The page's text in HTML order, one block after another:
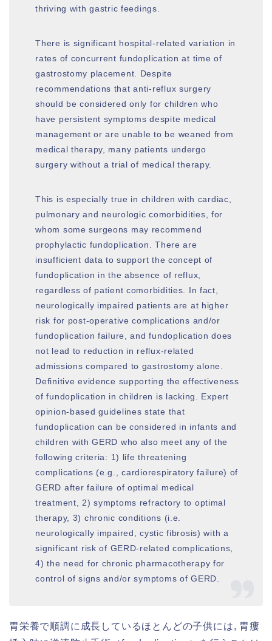
thriving with gastric feedings.
There is significant hospital-related variation in
rates of concurrent fundoplication at time of
gastrostomy placement. Despite
recommendations that anti-reflux surgery
should be considered only for children who
have persistent symptoms despite medical
management or are unable to be weaned from
medical therapy, many patients undergo
surgery without a trial of medical therapy.
This is especially true in children with cardiac,
pulmonary and neurologic comorbidities, for
whom some surgeons may recommend
prophylactic fundoplication. There are
insufficient data to support the concept of
fundoplication in the absence of reflux,
regardless of patient comorbidities. In fact,
neurologically impaired patients are at higher
risk for post-operative complications and/or
fundoplication failure, and fundoplication does
not lead to reduction in reflux-related
admissions compared to gastrostomy alone.
Definitive evidence supporting the effectiveness
of fundoplication in children is lacking. Expert
opinion-based guidelines state that
fundoplication can be considered in infants and
children with GERD who also meet any of the
following criteria: 1) life threatening
complications (e.g., cardiorespiratory failure) of
GERD after failure of optimal medical
treatment, 2) symptoms refractory to optimal
therapy, 3) chronic conditions (i.e.
neurologically impaired, cystic fibrosis) with a
significant risk of GERD-related complications,
4) the need for chronic pharmacotherapy for
control of signs and/or symptoms of GERD.
胃栄養で順調に成長しているほとんどの子供には, 胃瘻